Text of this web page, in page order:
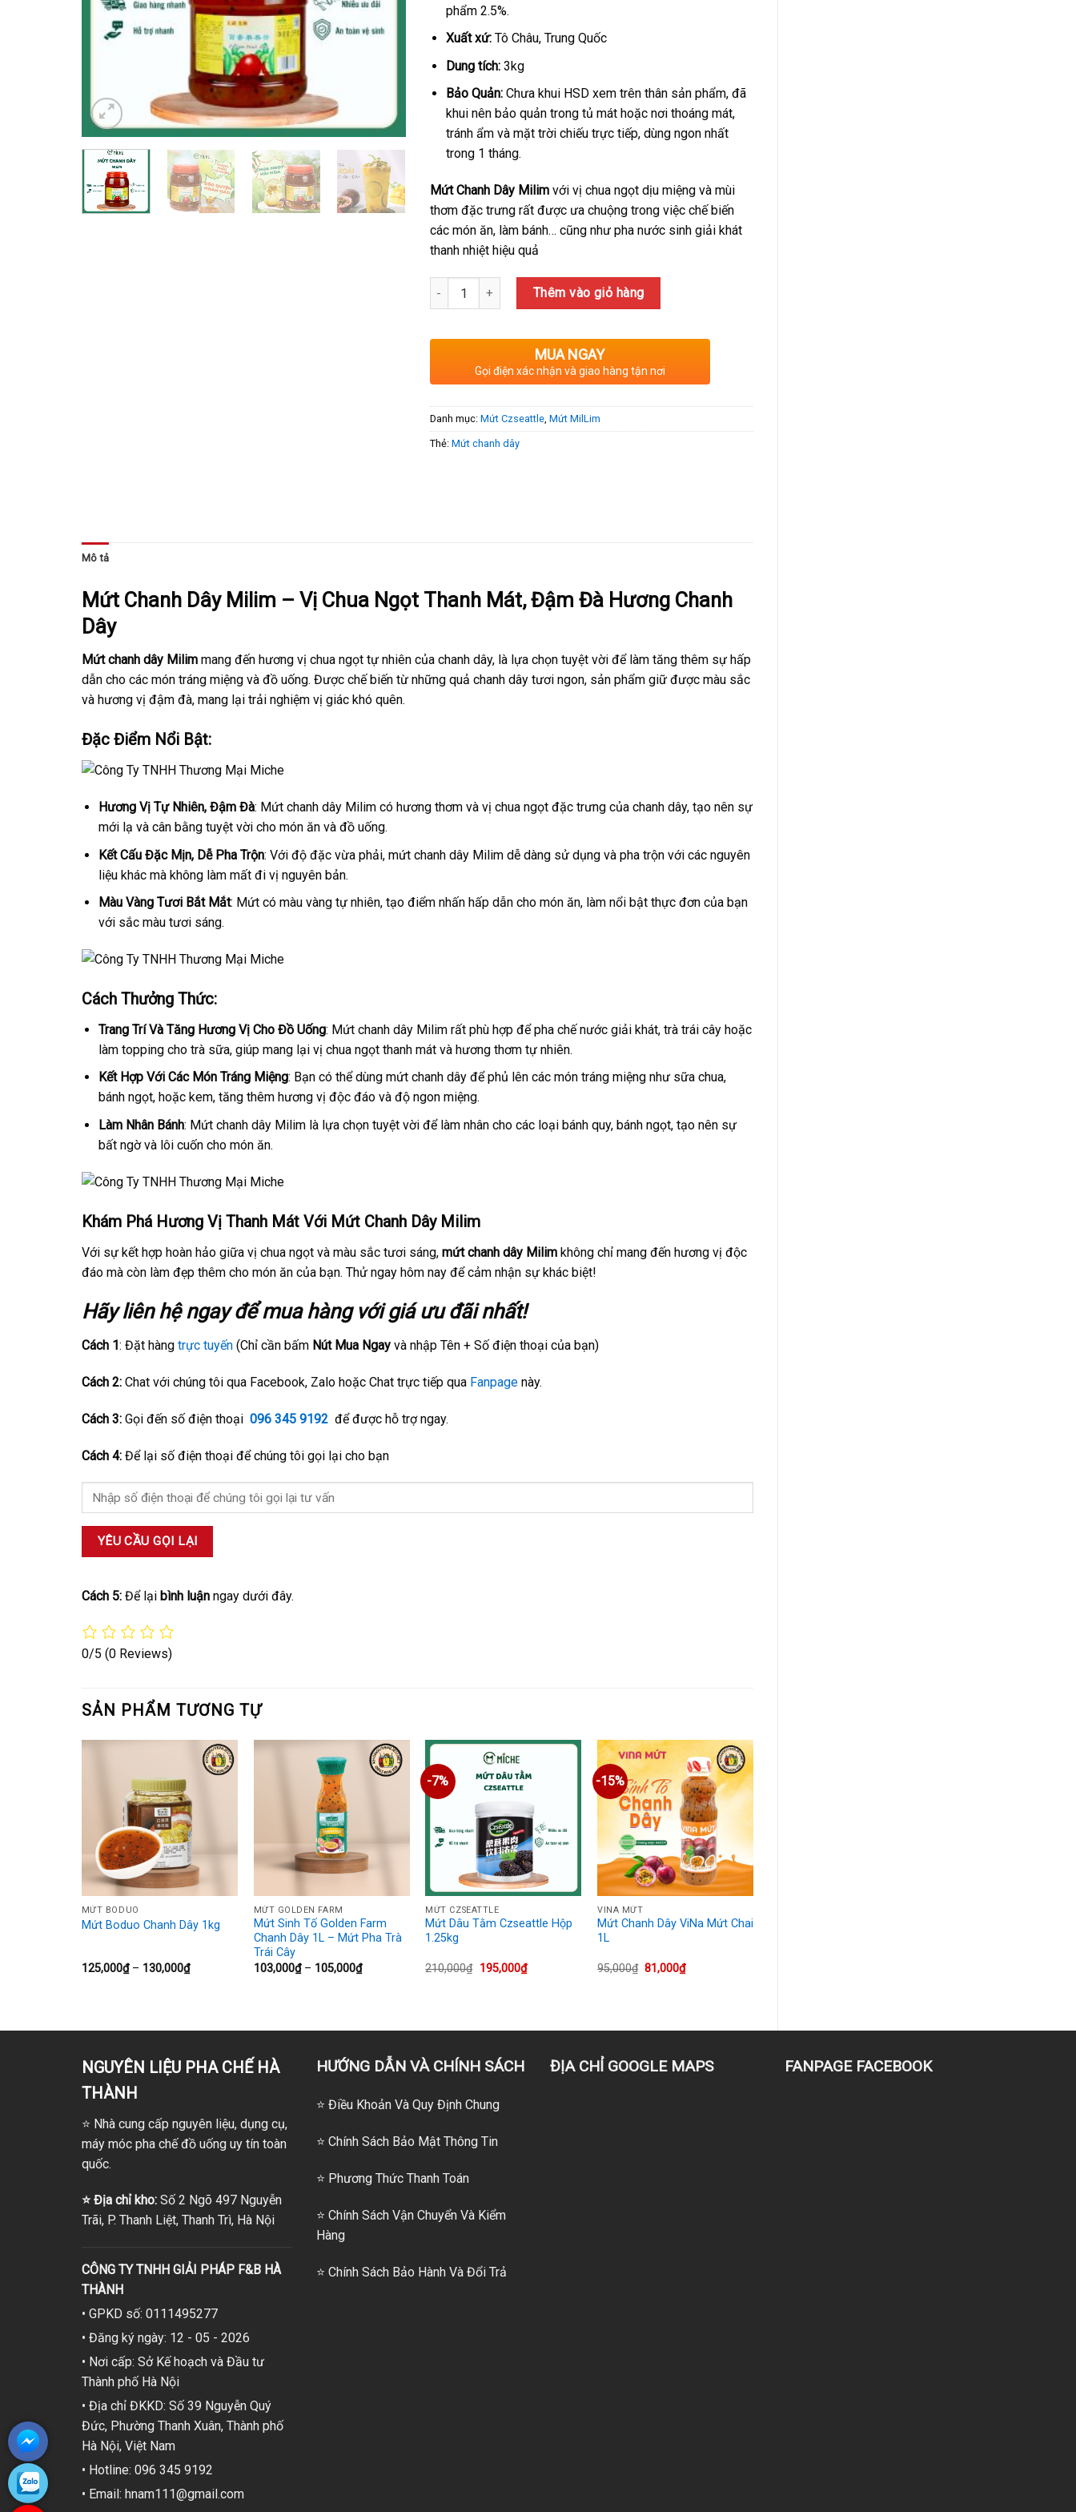
phẩm 2.5%.
Xuất xứ:Tô Châu, Trung Quốc
Dung tích: 3kg
Bảo Quản:Chưa khui HSD xem trên thân sản phẩm, đã
khui nên bảo quản trong tủ mát hoặc nơi thoáng mát,
tránh ẩm và mặt trời chiếu trực tiếp, dùng ngon nhất
trong 1 tháng.
Mứt Chanh Dây Milimvới vị chua ngọt dịu miệng và mùi
thơm đặc trưng rất được ưa chuộng trong việc chế biến
các món ăn, làm bánh… cũng như pha nước sinh giải khát
thanh nhiệt hiệu quả
Số lượng Thêm vào giỏ hàng
MUA NGAY
Gọi điện xác nhận và giao hàng tận nơi
Danh mục: Mứt Czseattle, Mứt MilLim
Thẻ: Mứt chanh dây
Mô tả
Mứt Chanh Dây Milim – Vị Chua Ngọt Thanh Mát, Đậm Đà Hương Chanh
Dây
Mứt chanh dây Milim mang đến hương vị chua ngọt tự nhiên của chanh dây, là lựa chọn tuyệt vời để làm tăng thêm sự hấp
dẫn cho các món tráng miệng và đồ uống. Được chế biến từ những quả chanh dây tươi ngon, sản phẩm giữ được màu sắc
và hương vị đậm đà, mang lại trải nghiệm vị giác khó quên.
Đặc Điểm Nổi Bật:
Hương Vị Tự Nhiên, Đậm Đà: Mứt chanh dây Milim có hương thơm và vị chua ngọt đặc trưng của chanh dây, tạo nên sự
mới lạ và cân bằng tuyệt vời cho món ăn và đồ uống.
Kết Cấu Đặc Mịn, Dễ Pha Trộn: Với độ đặc vừa phải, mứt chanh dây Milim dễ dàng sử dụng và pha trộn với các nguyên
liệu khác mà không làm mất đi vị nguyên bản.
Màu Vàng Tươi Bắt Mắt: Mứt có màu vàng tự nhiên, tạo điểm nhấn hấp dẫn cho món ăn, làm nổi bật thực đơn của bạn
với sắc màu tươi sáng.
Cách Thưởng Thức:
Trang Trí Và Tăng Hương Vị Cho Đồ Uống: Mứt chanh dây Milim rất phù hợp để pha chế nước giải khát, trà trái cây hoặc
làm topping cho trà sữa, giúp mang lại vị chua ngọt thanh mát và hương thơm tự nhiên.
Kết Hợp Với Các Món Tráng Miệng: Bạn có thể dùng mứt chanh dây để phủ lên các món tráng miệng như sữa chua,
bánh ngọt, hoặc kem, tăng thêm hương vị độc đáo và độ ngon miệng.
Làm Nhân Bánh: Mứt chanh dây Milim là lựa chọn tuyệt vời để làm nhân cho các loại bánh quy, bánh ngọt, tạo nên sự
bất ngờ và lôi cuốn cho món ăn.
Khám Phá Hương Vị Thanh Mát Với Mứt Chanh Dây Milim
Với sự kết hợp hoàn hảo giữa vị chua ngọt và màu sắc tươi sáng, mứt chanh dây Milim không chỉ mang đến hương vị độc
đáo mà còn làm đẹp thêm cho món ăn của bạn. Thử ngay hôm nay để cảm nhận sự khác biệt!
Hãy liên hệ ngay để mua hàng với giá ưu đãi nhất!
Cách 1 : Đặt hàng trực tuyến (Chỉ cần bấm Nút Mua Ngay và nhập Tên + Số điện thoại của bạn)
Cách 2: Chat với chúng tôi qua Facebook, Zalo hoặc Chat trực tiếp qua Fanpage này.
Cách 3: Gọi đến số điện thoại 096 345 9192 để được hỗ trợ ngay.
Cách 4: Để lại số điện thoại để chúng tôi gọi lại cho bạn
Cách 5: Để lại bình luận ngay dưới đây.
0/5 (0 Reviews)
SẢN PHẨM TƯƠNG TỰ
+
MỨT BODUO
Mứt Boduo Chanh Dây 1kg
125,000₫ – 130,000₫Khoảng
giá:
MỨT GOLDEN FARM
Mứt Sinh Tố Golden Farm
Chanh Dây 1L – Mứt Pha Trà
Trái Cây
103,000₫ – 105,000₫Khoảng
giá:
-7%
MỨT CZSEATTLE
Mứt Dâu Tằm Czseattle Hộp
1.25kg
210,000₫ Giá
195,000₫Giá
hiện
-15%
+
VINA MỨT
Mứt Chanh Dây ViNa Mứt Chai
1L
95,000₫ Giá
81,000₫Giá
hiện
NGUYÊN LIỆU PHA CHẾ HÀ
THÀNH
⭐ Nhà cung cấp nguyên liệu, dụng cụ,
máy móc pha chế đồ uống uy tín toàn
quốc.
⭐Địa chỉ kho: Số 2 Ngõ 497 Nguyễn
Trãi, P. Thanh Liệt, Thanh Trì, Hà Nội
CÔNG TY TNHH GIẢI PHÁP F&B HÀ
THÀNH
• GPKD số: 0111495277
• Đăng ký ngày: 12 - 05 - 2026
• Nơi cấp: Sở Kế hoạch và Đầu tư
Thành phố Hà Nội
• Địa chỉ ĐKKD: Số 39 Nguyễn Quý
Đức, Phường Thanh Xuân, Thành phố
Hà Nội, Việt Nam
• Hotline: 096 345 9192
• Email: hnam111@gmail.com
HƯỚNG DẪN VÀ CHÍNH SÁCH
⭐ Điều Khoản Và Quy Định Chung
⭐ Chính Sách Bảo Mật Thông Tin
⭐ Phương Thức Thanh Toán
⭐ Chính Sách Vận Chuyển Và Kiểm
Hàng
⭐ Chính Sách Bảo Hành Và Đổi Trả
ĐỊA CHỈ GOOGLE MAPS FANPAGE FACEBOOK